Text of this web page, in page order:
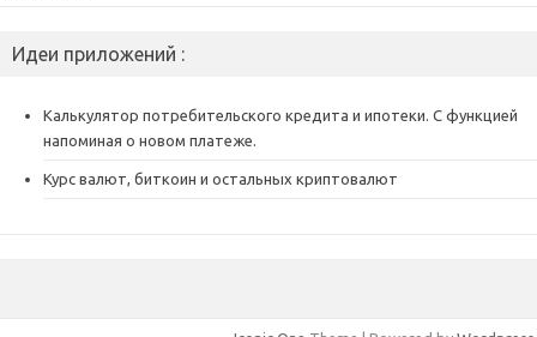
Идеи приложений :
Калькулятор потребительского кредита и ипотеки. С функцией
напоминая о новом платеже.
Курс валют, биткоин и остальных криптовалют